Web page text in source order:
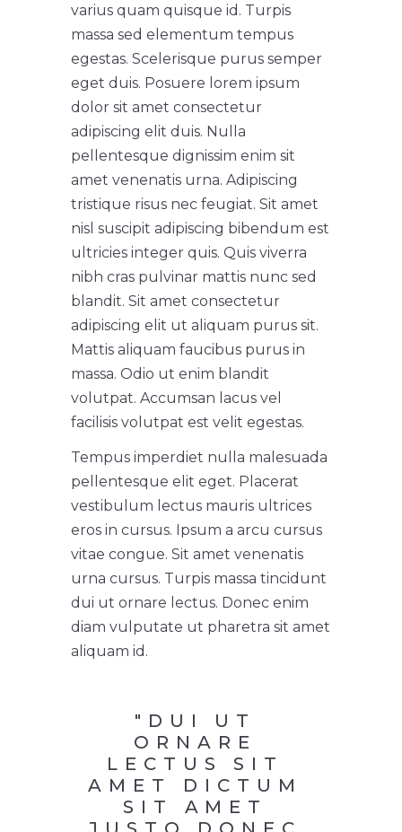
varius quam quisque id. Turpis
massa sed elementum tempus
egestas. Scelerisque purus semper
eget duis. Posuere lorem ipsum
dolor sit amet consectetur
adipiscing elit duis. Nulla
pellentesque dignissim enim sit
amet venenatis urna. Adipiscing
tristique risus nec feugiat. Sit amet
nisl suscipit adipiscing bibendum est
ultricies integer quis. Quis viverra
nibh cras pulvinar mattis nunc sed
blandit. Sit amet consectetur
adipiscing elit ut aliquam purus sit.
Mattis aliquam faucibus purus in
massa. Odio ut enim blandit
volutpat. Accumsan lacus vel
facilisis volutpat est velit egestas.
Tempus imperdiet nulla malesuada
pellentesque elit eget. Placerat
vestibulum lectus mauris ultrices
eros in cursus. Ipsum a arcu cursus
vitae congue. Sit amet venenatis
urna cursus. Turpis massa tincidunt
dui ut ornare lectus. Donec enim
diam vulputate ut pharetra sit amet
aliquam id.
"DUI UT
ORNARE
LECTUS SIT
AMET DICTUM
SIT AMET